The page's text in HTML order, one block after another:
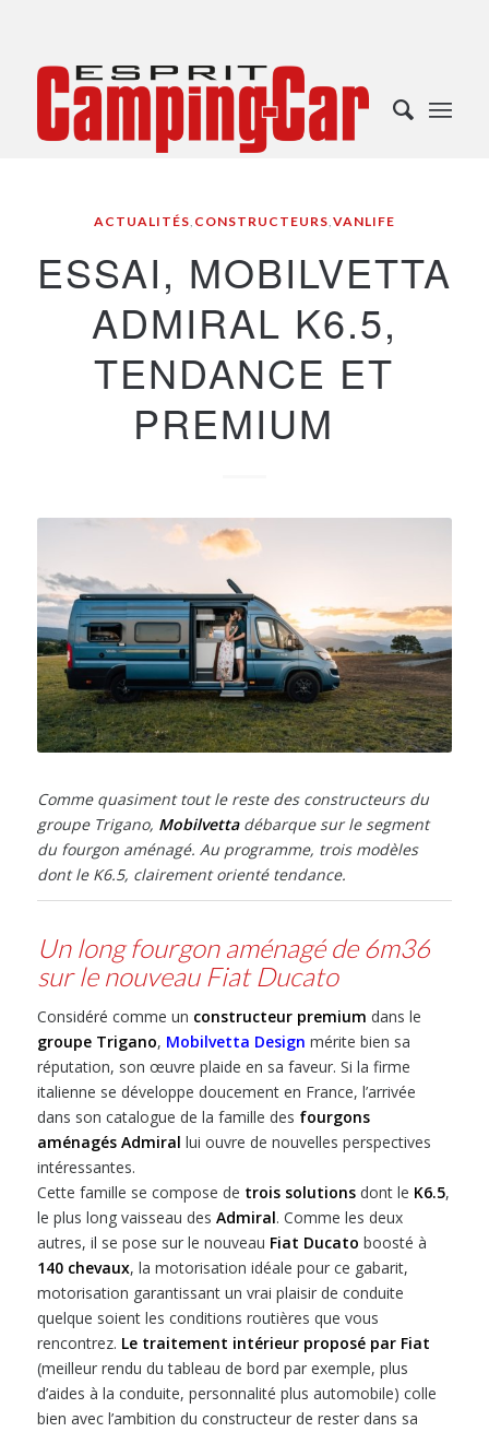
ACTUALITÉS, CONSTRUCTEURS,VANLIFE
ESSAI, MOBILVETTA
ADMIRAL K6.5,
TENDANCE ET
PREMIUM
Comme quasiment tout le reste des constructeurs du
groupe Trigano, Mobilvettadébarque sur le segment
du fourgon aménagé. Au programme, trois modèles
dont le K6.5, clairement orienté tendance.
Un long fourgon aménagé de 6m36
sur le nouveau Fiat Ducato
Considéré comme un constructeur premium dans le
groupe Trigano, Mobilvetta Design mérite bien sa
réputation, son œuvre plaide en sa faveur. Si la firme
italienne se développe doucement en France, l’arrivée
dans son catalogue de la famille des fourgons
aménagés Admiral lui ouvre de nouvelles perspectives
intéressantes.
Cette famille se compose de trois solutionsdont le K6.5,
le plus long vaisseau des Admiral. Comme les deux
autres, il se pose sur le nouveau Fiat Ducato boosté à
140 chevaux, la motorisation idéale pour ce gabarit,
motorisation garantissant un vrai plaisir de conduite
quelque soient les conditions routières que vous
rencontrez. Le traitement intérieur proposé par Fiat
(meilleur rendu du tableau de bord par exemple, plus
d’aides à la conduite, personnalité plus automobile) colle
bien avec l’ambition du constructeur de rester dans sa